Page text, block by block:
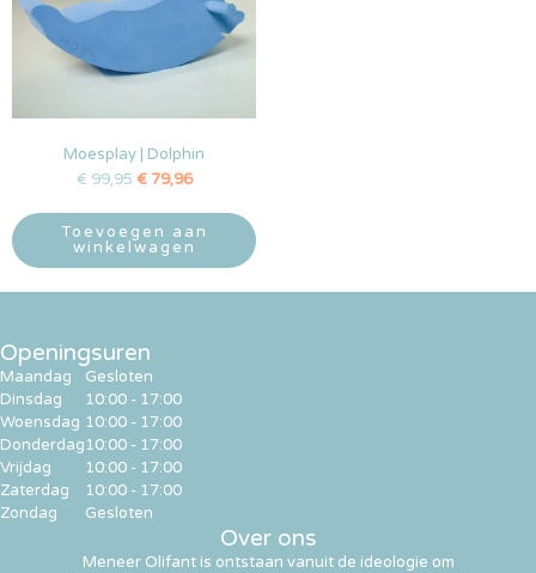
Moesplay | Dolphin
€ 99,95 €79,96
Toevoegen aan
winkelwagen
Over ons
Meneer Olifant is ontstaan vanuit de ideologie om
Openingsuren
Maandag
Dinsdag
Woensdag
Donderdag
Vrijdag
Zaterdag
Zondag
Gesloten
10:00 - 17:00
10:00 - 17:00
10:00 - 17:00
10:00 - 17:00
10:00 - 17:00
Gesloten